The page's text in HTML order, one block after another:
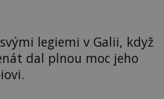
legiemi v Galii, když
dal plnou moc jeho